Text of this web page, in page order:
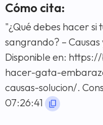
Cómo cita:
"¿Qué debes hacer
sangrando? – Causas
Disponible en:
hacer-gata-
causas-solucion/.
07:26:41